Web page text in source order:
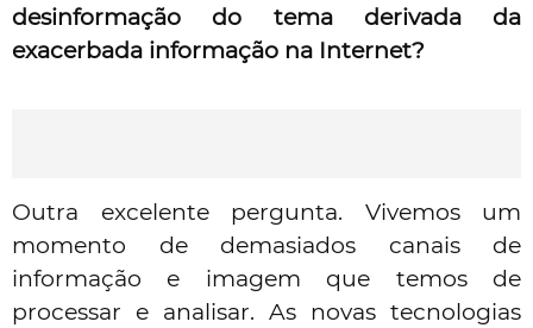
desinformação do tema derivada da
exacerbada informação na Internet?
Outra excelente pergunta. Vivemos um
momento de demasiados canais de
informação e imagem que temos de
processar e analisar. As novas tecnologias